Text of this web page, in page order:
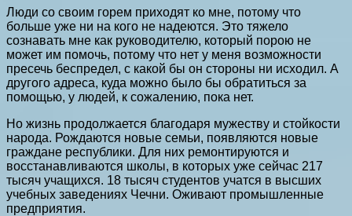
Люди со своим горем приходят ко мне, потому что
больше уже ни на кого не надеются. Это тяжело
сознавать мне как руководителю, который порою не
может им помочь, потому что нет у меня возможности
пресечь беспредел, с какой бы он стороны ни исходил. А
другого адреса, куда можно было бы обратиться за
помощью, у людей, к сожалению, пока нет.
Но жизнь продолжается благодаря мужеству и стойкости
народа. Рождаются новые семьи, появляются новые
граждане республики. Для них ремонтируются и
восстанавливаются школы, в которых уже сейчас 217
тысяч учащихся. 18 тысяч студентов учатся в высших
учебных заведениях Чечни. Оживают промышленные
предприятия.